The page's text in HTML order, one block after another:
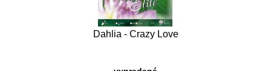
Dahlia - Crazy Love